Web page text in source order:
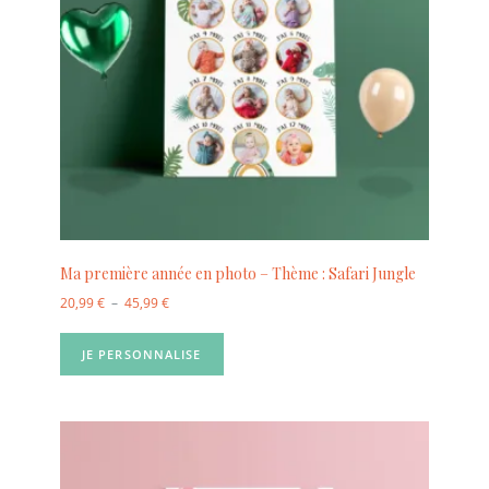
Ma première année en photo – Thème : Safari Jungle
20,99€ – 45,99€
JE PERSONNALISE